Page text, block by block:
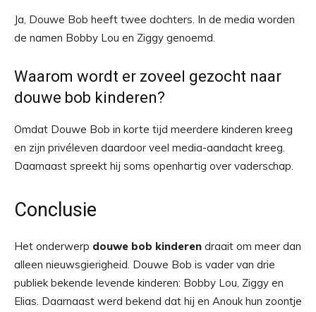
Ja, Douwe Bob heeft twee dochters. In de media worden
de namen Bobby Lou en Ziggy genoemd.
Waarom wordt er zoveel gezocht naar
douwe bob kinderen?
Omdat Douwe Bob in korte tijd meerdere kinderen kreeg
en zijn privéleven daardoor veel media-aandacht kreeg.
Daarnaast spreekt hij soms openhartig over vaderschap.
Conclusie
Het onderwerp douwe bob kinderen draait om meer dan
alleen nieuwsgierigheid. Douwe Bob is vader van drie
publiek bekende levende kinderen: Bobby Lou, Ziggy en
Elias. Daarnaast werd bekend dat hij en Anouk hun zoontje